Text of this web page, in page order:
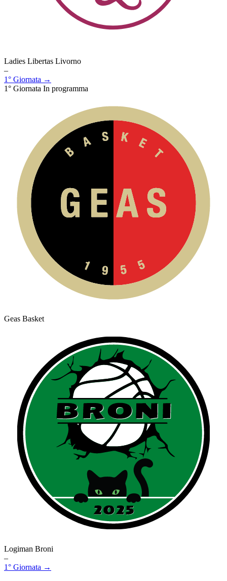
Ladies Libertas Livorno
–
1° Giornata →
1° Giornata In programma
Geas Basket
Logiman Broni
–
1° Giornata →